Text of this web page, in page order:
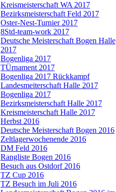
Kreismeisterschaft WA 2017
Bezirksmeisterschaft Feld 2017
Oster-Nest-Turnier 2017
8Std-team-work 2017
Deutsche Meisterschaft Bogen Halle
2017
Bogenliga 2017
TÜrnament 2017
Bogenliga 2017 Rückkampf
Landesmeiterschaft Halle 2017
Bogenliga 2017
Bezirksmeisterschaft Halle 2017
Kreismeisterschaft Halle 2017
Herbst 2016
Deutsche Meisterschaft Bogen 2016
Zeltlagerwochenende 2016
DM Feld 2016
Rangliste Bogen 2016
Besuch aus Ostdorf 2016
TZ Cup 2016
TZ Besuch im Juli 2016